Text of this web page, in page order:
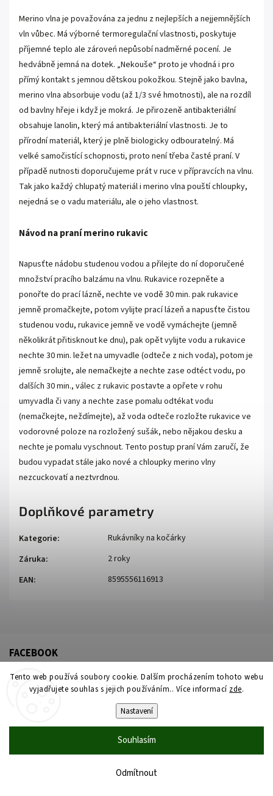
Tento web používá soubory cookie. Dalším procházením tohoto webu
vyjadřujete souhlas s jejich používáním.. Více informací zde.
Nastavení
Odmítnout
Souhlasím
Merino vlna je považována za jednu z nejlepších a nejjemnějších
vln vůbec. Má výborné termoregulační vlastnosti, poskytuje
příjemné teplo ale zároveń nepůsobí nadměrné pocení. Je
hedvábně jemná na dotek. „Nekouše“ proto je vhodná i pro
přímý kontakt s jemnou dětskou pokožkou. Stejně jako bavlna,
merino vlna absorbuje vodu (až 1/3 své hmotnosti), ale na rozdíl
od bavlny hřeje i když je mokrá. Je přirozeně antibakteriální
obsahuje lanolin, který má antibakteriální vlastnosti. Je to
přírodní materiál, který je plně biologicky odbouratelný. Má
velké samočistící schopnosti, proto není třeba časté praní. V
případě nutnosti doporučujeme prát v ruce v přípravcích na vlnu.
Tak jako každý chlupatý materiál i merino vlna pouští chloupky,
nejedná se o vadu materiálu, ale o jeho vlastnost.
Návod na praní merino rukavic
Napusťte nádobu studenou vodou a přilejte do ní doporučené
množství pracího balzámu na vlnu. Rukavice rozepněte a
ponořte do prací lázně, nechte ve vodě 30 min. pak rukavice
jemně promačkejte, potom vylijte prací lázeň a napusťte čistou
studenou vodu, rukavice jemně ve vodě vymáchejte (jemně
několikrát přitisknout ke dnu), pak opět vylijte vodu a rukavice
nechte 30 min. ležet na umyvadle (odteče z nich voda), potom je
jemně srolujte, ale nemačkejte a nechte zase odtéct vodu, po
dalších 30 min., válec z rukavic postavte a opřete v rohu
umyvadla či vany a nechte zase pomalu odtékat vodu
(nemačkejte, neždímejte), až voda odteče rozložte rukavice ve
vodorovné poloze na rozložený sušák, nebo nějakou desku a
nechte je pomalu vyschnout. Tento postup praní Vám zaručí, že
budou vypadat stále jako nové a chloupky merino vlny
nezcuckovatí a neztvrdnou.
Doplňkové parametry
Kategorie:
Rukávníky na kočárky
Záruka:
2 roky
EAN: 8595556116913
FACEBOOK
Copyright 2026Židleproděti. Všechna práva vyhrazena.
Shoptet| Design